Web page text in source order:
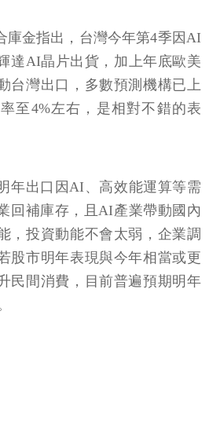
庫金指出，台灣今年第4季因AI
達AI晶片出貨，加上年底歐美
台灣出口，多數預測機構已上
至4%左右，是相對不錯的表
年出口因AI、高效能運算等需
回補庫存，且AI產業帶動國內
，投資動能不會太弱，企業調
股市明年表現與今年相當或更
民間消費，目前普遍預期明年